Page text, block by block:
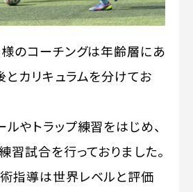
のコーチングは年齢層にあ
とカリキュラムを分けてお
やトラップ練習をはじめ、
習試合を行っておりました。
指導は世界レベルと評価